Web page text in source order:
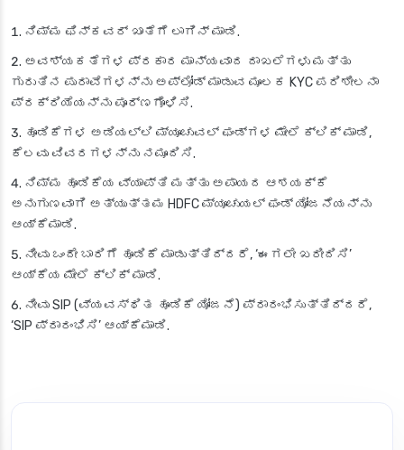
ನಿಮ್ಮ ಫಿನ್‌ಕವರ್ ಖಾತೆಗೆ ಲಾಗಿನ್ ಮಾಡಿ.
ಅವಶ್ಯಕತೆಗಳ ಪ್ರಕಾರ ಮಾನ್ಯವಾದ ದಾಖಲೆಗಳು ಮತ್ತು
ಗುರುತಿನ ಪುರಾವೆಗಳನ್ನು ಅಪ್‌ಲೋಡ್ ಮಾಡುವ ಮೂಲಕ KYC ಪರಿಶೀಲನಾ
ಪ್ರಕ್ರಿಯೆಯನ್ನು ಪೂರ್ಣಗೊಳಿಸಿ.
ಹೂಡಿಕೆಗಳ ಅಡಿಯಲ್ಲಿ ಮ್ಯೂಚುವಲ್ ಫಂಡ್‌ಗಳ ಮೇಲೆ ಕ್ಲಿಕ್ ಮಾಡಿ,
ಕೆಲವು ವಿವರಗಳನ್ನು ನಮೂದಿಸಿ.
ನಿಮ್ಮ ಹೂಡಿಕೆಯ ವ್ಯಾಪ್ತಿ ಮತ್ತು ಅಪಾಯದ ಆಶಯಕ್ಕೆ
ಅನುಗುಣವಾಗಿ ಅತ್ಯುತ್ತಮ HDFC ಮ್ಯೂಚುಯಲ್ ಫಂಡ್ ಯೋಜನೆಯನ್ನು
ಆಯ್ಕೆಮಾಡಿ.
ನೀವು ಒಂದೇ ಬಾರಿಗೆ ಹೂಡಿಕೆ ಮಾಡುತ್ತಿದ್ದರೆ, ‘ಈಗಲೇ ಖರೀದಿಸಿ’
ಆಯ್ಕೆಯ ಮೇಲೆ ಕ್ಲಿಕ್ ಮಾಡಿ.
ನೀವು SIP (ವ್ಯವಸ್ಥಿತ ಹೂಡಿಕೆ ಯೋಜನೆ) ಪ್ರಾರಂಭಿಸುತ್ತಿದ್ದರೆ,
‘SIP ಪ್ರಾರಂಭಿಸಿ’ ಆಯ್ಕೆಮಾಡಿ.